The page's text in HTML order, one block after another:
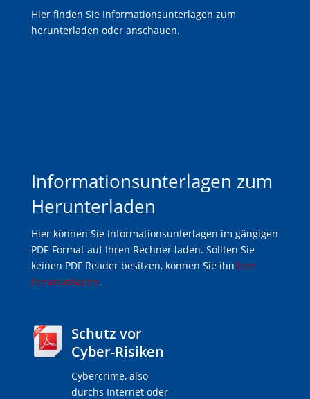
Hier finden Sie Informationsunterlagen zum
herunterladen oder anschauen.
Informationsunterlagen zum
Herunterladen
Hier können Sie Informationsunterlagen im gängigen
PDF-Format auf Ihren Rechner laden. Sollten Sie
keinen PDF Reader besitzen, können Sie ihn hier
herunterladen.
Schutz vor
Cyber-Risiken
Cybercrime, also
durchs Internet oder